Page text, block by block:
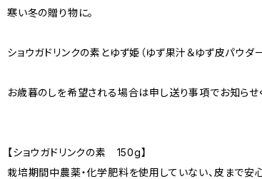
寒い冬の贈り物に。
ショウガドリンクの素とゆず姫（ゆず果汁＆ゆず皮パウダー
お歳暮のしを希望される場合は申し送り事項でお知らせ
【ショウガドリンクの素 150g】
栽培期間中農薬・化学肥料を使用していない、皮まで